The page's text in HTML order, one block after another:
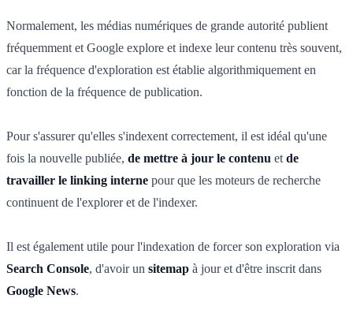
Normalement, les médias numériques de grande autorité publient
fréquemment et Google explore et indexe leur contenu très souvent,
car la fréquence d'exploration est établie algorithmiquement en
fonction de la fréquence de publication.
Pour s'assurer qu'elles s'indexent correctement, il est idéal qu'une
fois la nouvelle publiée, de mettre à jour le contenu et de
travailler le linking interne pour que les moteurs de recherche
continuent de l'explorer et de l'indexer.
Il est également utile pour l'indexation de forcer son exploration via
Search Console, d'avoir un sitemap à jour et d'être inscrit dans
Google News.